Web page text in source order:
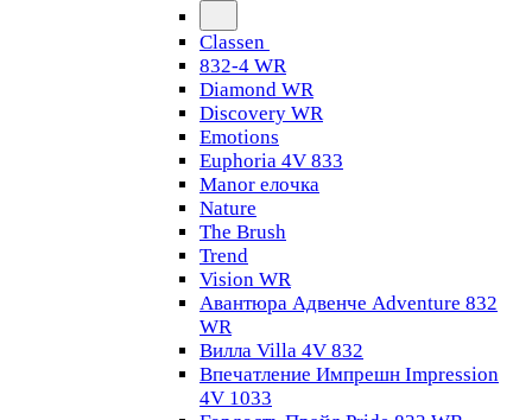
Classen
832-4 WR
Diamond WR
Discovery WR
Emotions
Euphoria 4V 833
Manor елочка
Nature
The Brush
Trend
Vision WR
Авантюра Адвенче Adventure 832
WR
Вилла Villa 4V 832
Впечатление Импрешн Impression
4V 1033